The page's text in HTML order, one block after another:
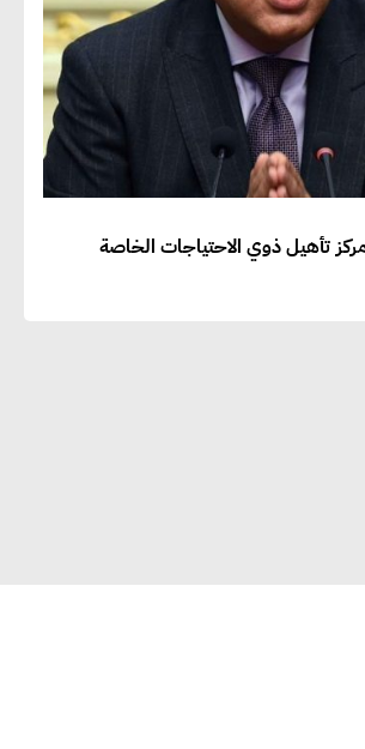
تأهيل ذوي الاحتياجات الخاصة